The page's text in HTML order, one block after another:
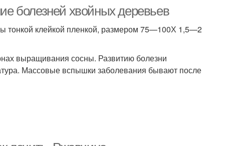
болезней хвойных деревьев
тонкой клейкой пленкой, размером 75—100Х 1,5—2
выращивания сосны. Развитию болезни
Массовые вспышки заболевания бывают после